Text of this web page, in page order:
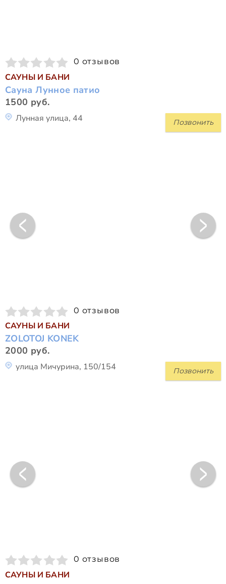
0 отзывов
САУНЫ И БАНИ
Сауна Лунное патио
1500 руб.
Позвонить
Лунная улица, 44
0 отзывов
САУНЫ И БАНИ
ZOLOTOJ KONEK
2000 руб.
Позвонить
улица Мичурина, 150/154
0 отзывов
САУНЫ И БАНИ